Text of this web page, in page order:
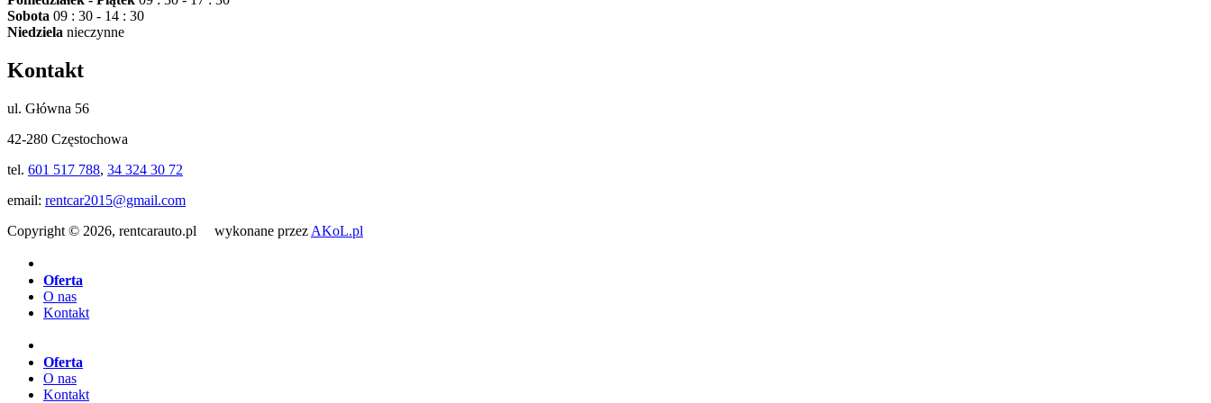
Sobota 09 : 30 - 14 : 30
Niedziela nieczynne
Kontakt
ul. Główna 56
42-280 Częstochowa
tel. 601 517 788, 34 324 30 72
email: rentcar2015@gmail.com
Copyright © 2026, rentcarauto.pl wykonane przez AKoL.pl
Oferta
O nas
Kontakt
Oferta
O nas
Kontakt